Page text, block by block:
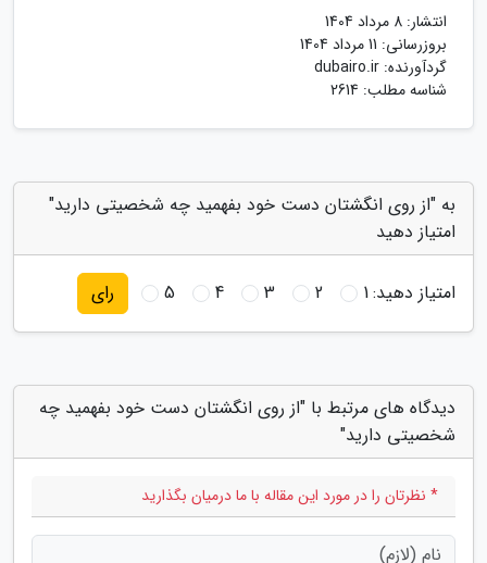
انتشار: 8 مرداد 1404
بروزرسانی: 11 مرداد 1404
گردآورنده: dubairo.ir
شناسه مطلب: 2614
به "از روی انگشتان دست خود بفهمید چه شخصیتی دارید"
امتیاز دهید
امتیاز دهید:1
2
3
4
5 رای
دیدگاه های مرتبط با "از روی انگشتان دست خود بفهمید چه
شخصیتی دارید"
* نظرتان را در مورد این مقاله با ما درمیان بگذارید